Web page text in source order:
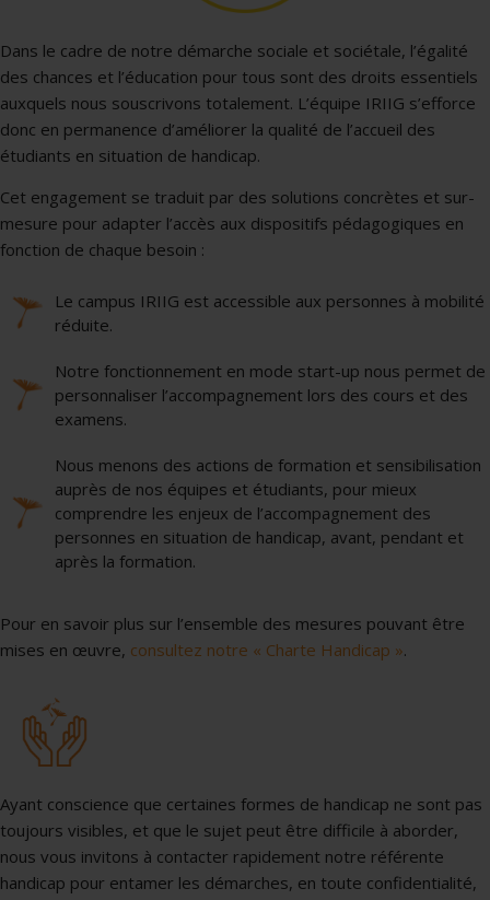
Dans le cadre de notre démarche sociale et sociétale, l’égalité
des chances et l’éducation pour tous sont des droits essentiels
auxquels nous souscrivons totalement. L’équipe IRIIG s’efforce
donc en permanence d’améliorer la qualité de l’accueil des
étudiants en situation de handicap.
Cet engagement se traduit par des solutions concrètes et sur-
mesure pour adapter l’accès aux dispositifs pédagogiques en
fonction de chaque besoin :
Le campus IRIIG est accessible aux personnes à mobilité
réduite.
Notre fonctionnement en mode start-up nous permet de
personnaliser l’accompagnement lors des cours et des
examens.
Nous menons des actions de formation et sensibilisation
auprès de nos équipes et étudiants, pour mieux
comprendre les enjeux de l’accompagnement des
personnes en situation de handicap, avant, pendant et
après la formation.
Pour en savoir plus sur l’ensemble des mesures pouvant être
mises en œuvre, consultez notre « Charte Handicap ».
Ayant conscience que certaines formes de handicap ne sont pas
toujours visibles, et que le sujet peut être difficile à aborder,
nous vous invitons à contacter rapidement notre référente
handicap pour entamer les démarches, en toute confidentialité,